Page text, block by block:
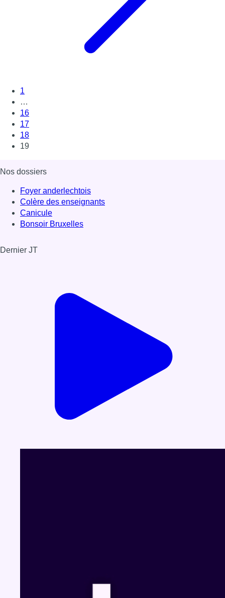
1
…
16
17
18
19
Nos dossiers
Foyer anderlechtois
Colère des enseignants
Canicule
Bonsoir Bruxelles
Dernier JT